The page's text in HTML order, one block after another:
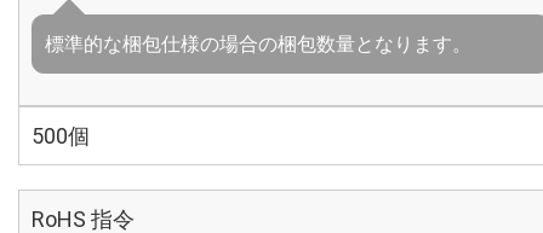
標準的な梱包仕様の場合の梱包数量となります。
500個
RoHS 指令